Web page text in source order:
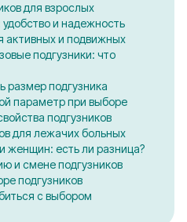
для взрослых
и надежность
активных и подвижных
подгузники: что
размер подгузника
параметр при выборе
подгузников
для лежачих больных
женщин: есть ли разница?
и смене подгузников
подгузников
с выбором